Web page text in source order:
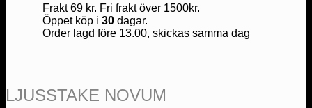
Frakt 69 kr. Fri frakt över 1500kr.
Öppet köp i 30dagar.
Order lagd före 13.00, skickas samma dag
LJUSSTAKE NOVUM